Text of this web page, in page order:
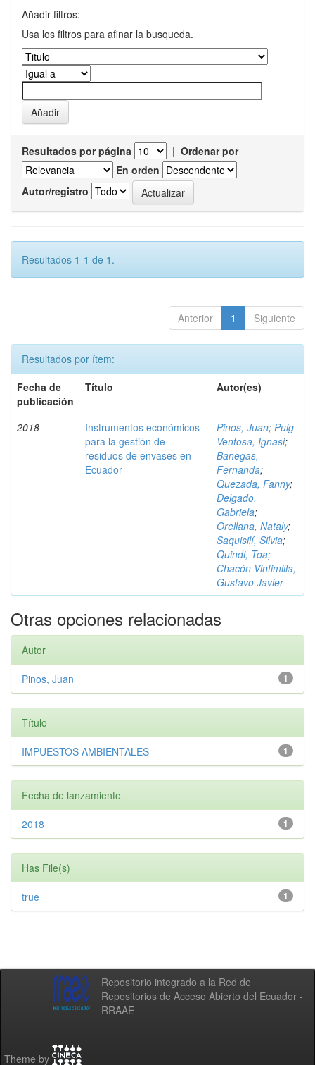
Añadir filtros:
Usa los filtros para afinar la busqueda.
Resultados por página | Ordenar por
En orden
Autor/registro
Resultados 1-1 de 1.
Anterior 1 Siguiente
Resultados por ítem:
Fecha de
publicación
Título Autor(es)
2018
Instrumentos económicos
para la gestión de
residuos de envases en
Ecuador
Pinos, Juan; Puig
Ventosa, Ignasi;
Banegas,
Fernanda;
Quezada, Fanny;
Delgado,
Gabriela;
Orellana, Nataly;
Saquisilí, Silvia;
Quindi, Toa;
Chacón Vintimilla,
Gustavo Javier
Otras opciones relacionadas
Autor
1
Pinos, Juan
Título
1
IMPUESTOS AMBIENTALES
Fecha de lanzamiento
1
2018
Has File(s)
1
true
Repositorio integrado a la Red de
Repositorios de Acceso Abierto del Ecuador -
RRAAE
Theme by